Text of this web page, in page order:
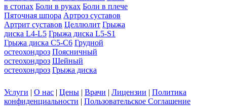
в стопах Боли в руках Боли в плече
Пяточная шпора Артроз суставов
Артрит суставов Целлюлит Грыжа
диска L4-L5 Грыжа диска L5-S1
Грыжа диска C5-C6 Грудной
остеохондроз Поясничный
остеохондроз Шейный
остеохондроз Грыжа диска
Услуги | О нас | Цены | Врачи | Лицензии | Политика
конфиденциальности | Пользовательское Соглашение